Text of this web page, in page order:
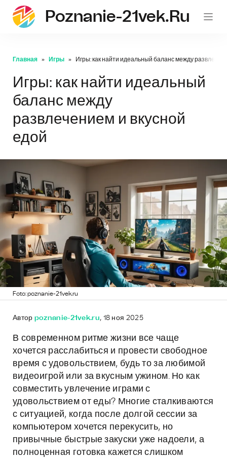
Poznanie-21vek.ru
Главная Игры Игры: как найти идеальный баланс между
Игры: как найти идеальный
баланс между
развлечением и вкусной
едой
Foto: poznanie-21vek.ru
Автор poznanie-21vek.ru, 18 ноя 2025
В современном ритме жизни все чаще
хочется расслабиться и провести свободное
время с удовольствием, будь то за любимой
видеоигрой или за вкусным ужином. Но как
совместить увлечение играми с
удовольствием от еды? Многие сталкиваются
с ситуацией, когда после долгой сессии за
компьютером хочется перекусить, но
привычные быстрые закуски уже надоели, а
полноценная готовка кажется слишком